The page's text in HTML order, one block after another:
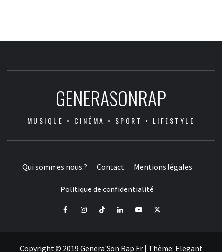
GENERASONRAP
MUSIQUE • CINÉMA • SPORT • LIFESTYLE
Qui sommes nous ? Contact Mentions légales
Politique de confidentialité
FacebookInstagramTiktok LinkedInYoutube
X
Copyright © 2019 Genera'Son Rap Fr | Thème: Elegant